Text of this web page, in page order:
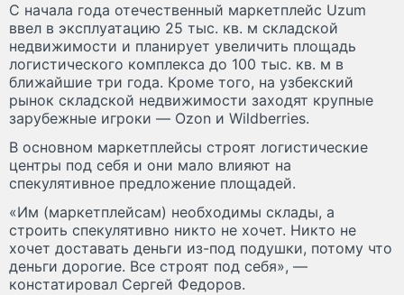
С начала года отечественный маркетплейс Uzum
ввел в эксплуатацию 25 тыс. кв. м складской
недвижимости и планирует увеличить площадь
логистического комплекса до 100 тыс. кв. м в
ближайшие три года. Кроме того, на узбекский
рынок складской недвижимости заходят крупные
зарубежные игроки — Ozon и Wildberries.
В основном маркетплейсы строят логистические
центры под себя и они мало влияют на
спекулятивное предложение площадей.
«Им (маркетплейсам) необходимы склады, а
строить спекулятивно никто не хочет. Никто не
хочет доставать деньги из-под подушки, потому что
деньги дорогие. Все строят под себя», —
констатировал Сергей Федоров.